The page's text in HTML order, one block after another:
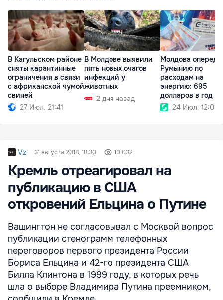
В Кагульском районе
сняты карантинные
ограничения в связи
с африканской чумой
свиней
27 Июл. 21:41
В Молдове выявили
пять новых очагов
инфекций у
животных
2 дня назад
Молдова
Румынию по
расходам на
энергию: 695
долларов в год на
человека
24 Июл. 12:08
Vz 31 августа 2018, 18:30 10 032
Кремль отреагировал на
публикацию в США
откровений Ельцина о Путине
Вашингтон не согласовывал с Москвой вопрос
публикации стенограмм телефонных
переговоров первого президента России
Бориса Ельцина и 42-го президента США
Билла Клинтона в 1999 году, в которых речь
шла о выборе Владимира Путина преемником,